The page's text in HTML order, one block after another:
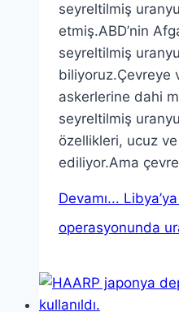
seyreltilmiş
etmiş.ABD’nin
seyreltilmiş
biliyoruz.Çevreye
askerlerine dahi
seyreltilmiş
özellikleri, ucuz
ediliyor.Ama
Devamı...
operasyonunda